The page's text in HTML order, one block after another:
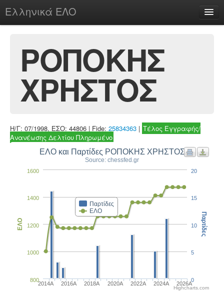
Ελληνικά ΕΛΟ
chesstu.be @ discord
Login
ΡΟΠΟΚΗΣ
ΧΡΗΣΤΟΣ
Η/Γ: 07/1998, ΕΣΟ: 44806 | Fide: 25834363 | Τέλος Εγγραφής/
Ανανέωσης Δελτίου Πληρωμένο
ΕΛΟ και Παρτίδες ΡΟΠΟΚΗΣ ΧΡΗΣΤΟΣ
Source: chessfed.gr
Παρτίδες
ΕΛΟ
2014A 2016A 2018A 2020A 2022A 2024A 2026A
1000
1200
1400
800
1600
ΕΛΟ
0
5
10
15
20
Παρτίδες
Highcharts.com